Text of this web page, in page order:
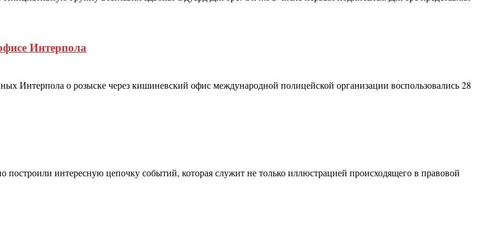
Интерпола
Интерпола о розыске через кишиневский офис международной полицейской организации воспользовались 28
построили интересную цепочку событий, которая служит не только иллюстрацией происходящего в правовой